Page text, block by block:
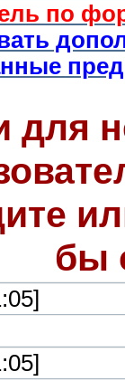
по
для
бы